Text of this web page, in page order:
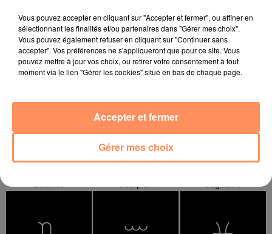
Balance Scorpion Sagittaire
Vous pouvez accepter en cliquant sur "Accepter et fermer", ou affiner en
sélectionnant les finalités et/ou partenaires dans "Gérer mes choix".
Vous pouvez également refuser en cliquant sur "Continuer sans
accepter". Vos préférences ne s'appliqueront que pour ce site. Vous
pouvez mettre à jour vos choix, ou retirer votre consentement à tout
moment via le lien "Gérer les cookies" situé en bas de chaque page.
Gérer mes choix
Accepter et fermer